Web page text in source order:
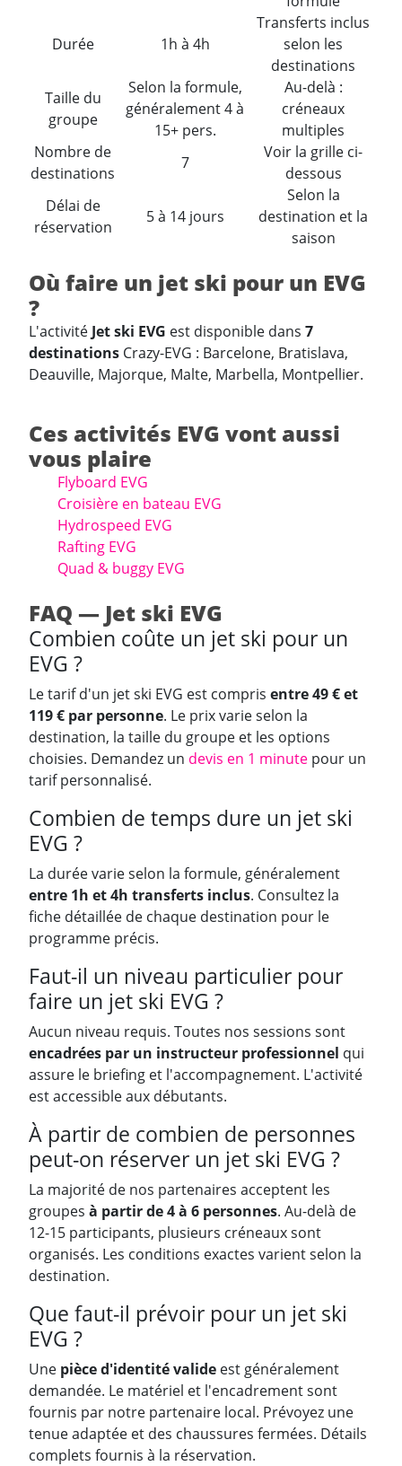
Durée 1h à 4h
Transferts inclus
selon les
destinations
Taille du
groupe
Selon la formule,
généralement 4 à
15+ pers.
Au-delà :
créneaux
multiples
Nombre de
destinations
7
Voir la grille ci-
dessous
Délai de
réservation
5 à 14 jours
Selon la
destination et la
saison
Où faire un jet ski pour un EVG
?
L'activité Jet ski EVG est disponible dans 7
destinations Crazy-EVG : Barcelone, Bratislava,
Deauville, Majorque, Malte, Marbella, Montpellier.
Ces activités EVG vont aussi
vous plaire
Flyboard EVG
Croisière en bateau EVG
Hydrospeed EVG
Rafting EVG
Quad & buggy EVG
FAQ — Jet ski EVG
Combien coûte un jet ski pour un
EVG ?
Le tarif d'un jet ski EVG est compris entre 49 € et
119 € par personne. Le prix varie selon la
destination, la taille du groupe et les options
choisies. Demandez un devis en 1 minute pour un
tarif personnalisé.
Combien de temps dure un jet ski
EVG ?
La durée varie selon la formule, généralement
entre 1h et 4h transferts inclus. Consultez la
fiche détaillée de chaque destination pour le
programme précis.
Faut-il un niveau particulier pour
faire un jet ski EVG ?
Aucun niveau requis. Toutes nos sessions sont
encadrées par un instructeur professionnel qui
assure le briefing et l'accompagnement. L'activité
est accessible aux débutants.
À partir de combien de personnes
peut-on réserver un jet ski EVG ?
La majorité de nos partenaires acceptent les
groupes à partir de 4 à 6 personnes. Au-delà de
12-15 participants, plusieurs créneaux sont
organisés. Les conditions exactes varient selon la
destination.
Que faut-il prévoir pour un jet ski
EVG ?
Une pièce d'identité valide est généralement
demandée. Le matériel et l'encadrement sont
fournis par notre partenaire local. Prévoyez une
tenue adaptée et des chaussures fermées. Détails
complets fournis à la réservation.